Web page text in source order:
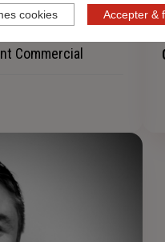
Commercial
Accepter &
cookies